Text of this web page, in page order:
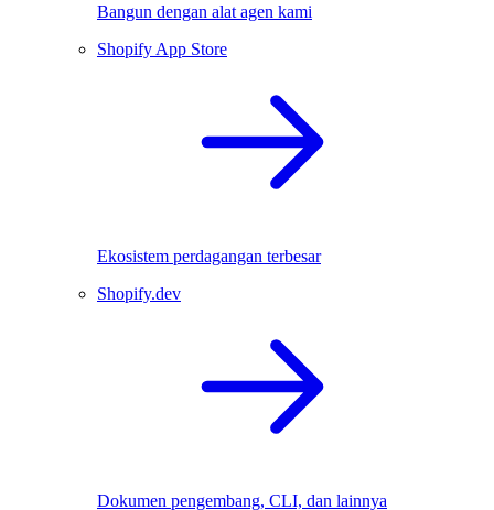
Bangun dengan alat agen kami
Shopify App Store
Ekosistem perdagangan terbesar
Shopify.dev
Dokumen pengembang, CLI, dan lainnya